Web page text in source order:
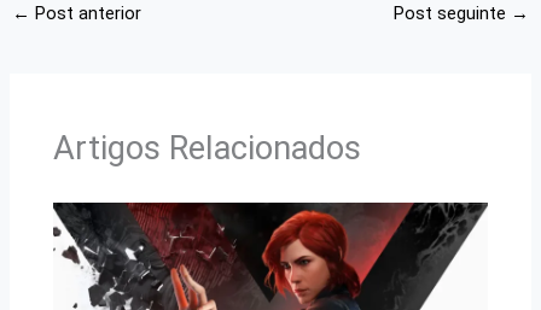
← Post anterior Post seguinte →
Artigos Relacionados